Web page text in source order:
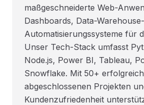
maßgeschneiderte Web-
Dashboards, Data-
Automatisierungssysteme für
Unser Tech-Stack umfasst
Node.js, Power BI, Tableau,
Snowflake. Mit 50+ erfolgreich
abgeschlossenen Projekten
Kundenzufriedenheit